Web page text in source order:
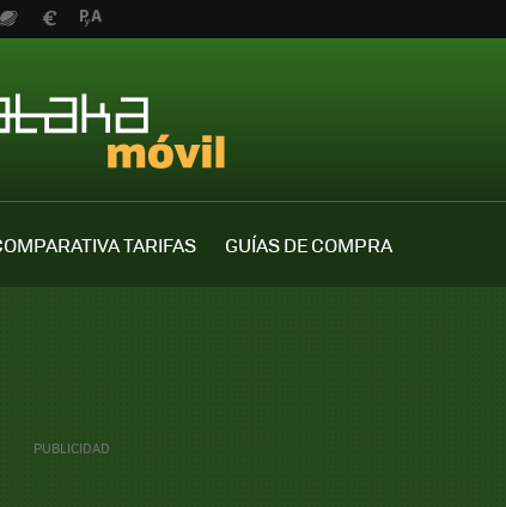
TARIFAS
GUÍAS DE COMPRA